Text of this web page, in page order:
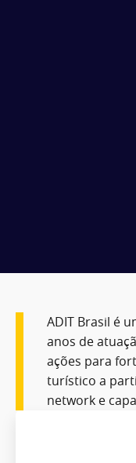
ADIT Brasil é
anos de
ações para
turístico a
network e